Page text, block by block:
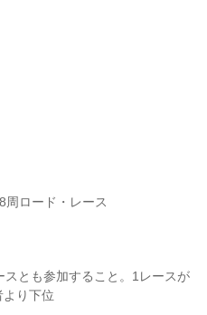
ロード・レース
スとも参加すること。1レースが
り下位